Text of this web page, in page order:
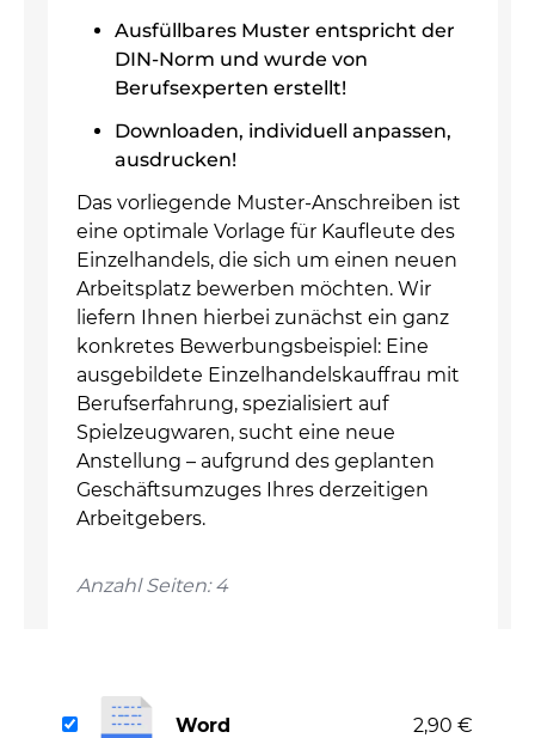
Ausfüllbares Muster entspricht der
DIN-Norm und wurde von
Berufsexperten erstellt!
Downloaden, individuell anpassen,
ausdrucken!
Das vorliegende Muster-Anschreiben ist
eine optimale Vorlage für Kaufleute des
Einzelhandels, die sich um einen neuen
Arbeitsplatz bewerben möchten. Wir
liefern Ihnen hierbei zunächst ein ganz
konkretes Bewerbungsbeispiel: Eine
ausgebildete Einzelhandelskauffrau mit
Berufserfahrung, spezialisiert auf
Spielzeugwaren, sucht eine neue
Anstellung – aufgrund des geplanten
Geschäftsumzuges Ihres derzeitigen
Arbeitgebers.
Anzahl Seiten: 4
Word 2,90 €